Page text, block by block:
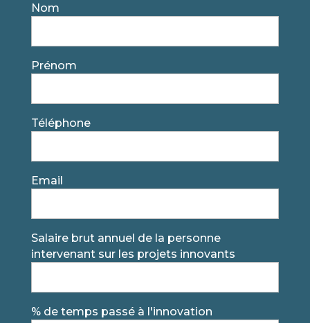
Nom
Prénom
Téléphone
Email
Salaire brut annuel de la personne
intervenant sur les projets innovants
% de temps passé à l'innovation